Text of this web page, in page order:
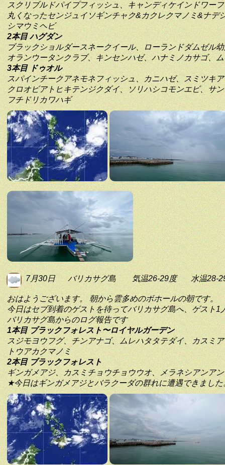
スクリブルドパイプフィッシュ、キャンディケインドワー
丸くなったセンジュイソギンチャク&カクレクマノミ&ナデ
シマウミヘビ
2本目 ハグダン
ブラックショルダースネークイール、ローランドダムゼル
オランウータンクラブ、キンセンハゼ、ハナミノカサゴ、
3本目 ドゥオル
スパインチークアネモネフィッシュ、カニハゼ、スミツキ
クロオビアトヒキテンジクダイ、ソリハシコモンエビ、サ
フチドリカワハギ
7月30日 バリカサグ島 気温26-29度 水温28-
おはようございます。 朝から雲多めのボホールの朝です。
今日はセブ到着のゲストを待ってバリカサグ島へ、ゲスト1
バリカサグ島からのログ報告です
1本目 ブラックフォレスト〜ロイヤルガーデン
スジモヨウフグ、チンアナゴ、ムレハタタテダイ、カスミ
トウアカクマノミ
2本目 ブラックフォレスト
ギンガメアジ、カスミチョウチョウウオ、メラネシアンア
★今日はギンガメアジとバラクーダの群れに遭遇できました